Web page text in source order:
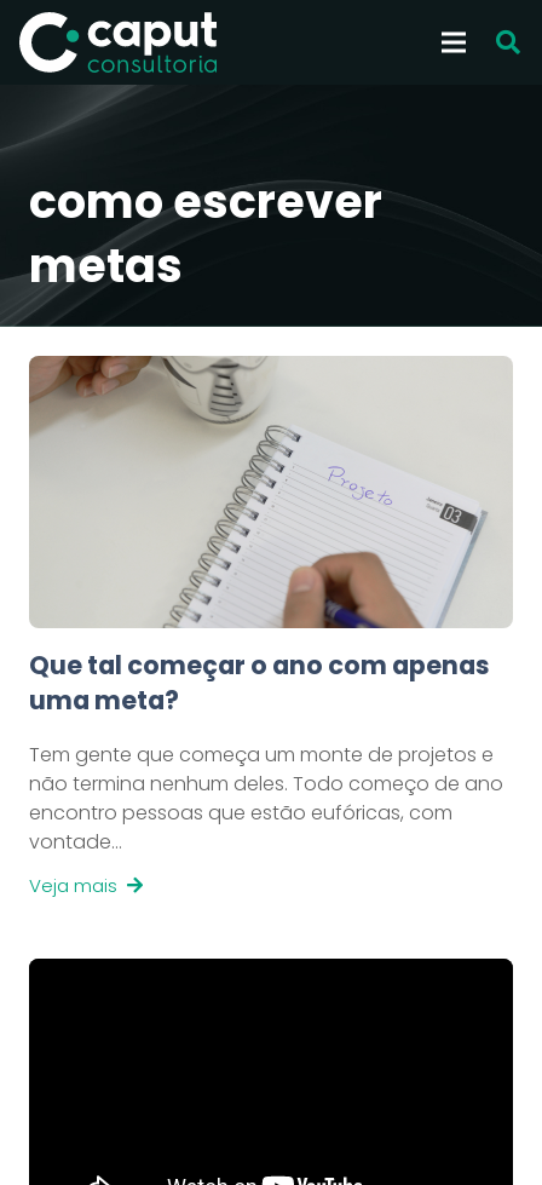
como escrever
metas
Que tal começar o ano com apenas
uma meta?
Tem gente que começa um monte de projetos e
não termina nenhum deles. Todo começo de ano
encontro pessoas que estão eufóricas, com
vontade…
Veja mais